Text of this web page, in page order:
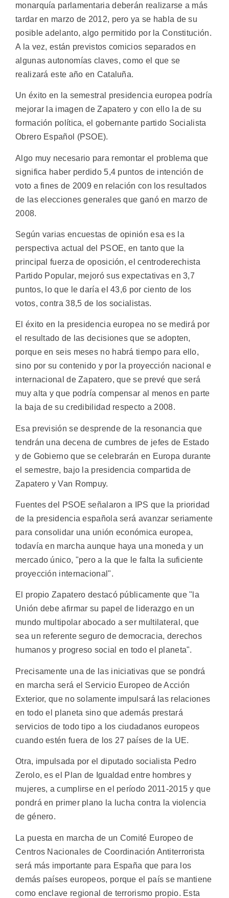
monarquía parlamentaria deberán realizarse a más
tardar en marzo de 2012, pero ya se habla de su
posible adelanto, algo permitido por la Constitución.
A la vez, están previstos comicios separados en
algunas autonomías claves, como el que se
realizará este año en Cataluña.
Un éxito en la semestral presidencia europea podría
mejorar la imagen de Zapatero y con ello la de su
formación política, el gobernante partido Socialista
Obrero Español (PSOE).
Algo muy necesario para remontar el problema que
significa haber perdido 5,4 puntos de intención de
voto a fines de 2009 en relación con los resultados
de las elecciones generales que ganó en marzo de
2008.
Según varias encuestas de opinión esa es la
perspectiva actual del PSOE, en tanto que la
principal fuerza de oposición, el centroderechista
Partido Popular, mejoró sus expectativas en 3,7
puntos, lo que le daría el 43,6 por ciento de los
votos, contra 38,5 de los socialistas.
El éxito en la presidencia europea no se medirá por
el resultado de las decisiones que se adopten,
porque en seis meses no habrá tiempo para ello,
sino por su contenido y por la proyección nacional e
internacional de Zapatero, que se prevé que será
muy alta y que podría compensar al menos en parte
la baja de su credibilidad respecto a 2008.
Esa previsión se desprende de la resonancia que
tendrán una decena de cumbres de jefes de Estado
y de Gobierno que se celebrarán en Europa durante
el semestre, bajo la presidencia compartida de
Zapatero y Van Rompuy.
Fuentes del PSOE señalaron a IPS que la prioridad
de la presidencia española será avanzar seriamente
para consolidar una unión económica europea,
todavía en marcha aunque haya una moneda y un
mercado único, "pero a la que le falta la suficiente
proyección internacional".
El propio Zapatero destacó públicamente que "la
Unión debe afirmar su papel de liderazgo en un
mundo multipolar abocado a ser multilateral, que
sea un referente seguro de democracia, derechos
humanos y progreso social en todo el planeta".
Precisamente una de las iniciativas que se pondrá
en marcha será el Servicio Europeo de Acción
Exterior, que no solamente impulsará las relaciones
en todo el planeta sino que además prestará
servicios de todo tipo a los ciudadanos europeos
cuando estén fuera de los 27 países de la UE.
Otra, impulsada por el diputado socialista Pedro
Zerolo, es el Plan de Igualdad entre hombres y
mujeres, a cumplirse en el período 2011-2015 y que
pondrá en primer plano la lucha contra la violencia
de género.
La puesta en marcha de un Comité Europeo de
Centros Nacionales de Coordinación Antiterrorista
será más importante para España que para los
demás países europeos, porque el país se mantiene
como enclave regional de terrorismo propio. Esta